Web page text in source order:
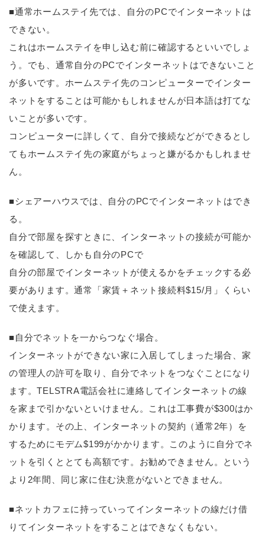
■通常ホームステイ先では、自分のPCでインターネットは
できない。
これはホームステイを申し込む前に確認するといいでしょ
う。でも、通常自分のPCでインターネットはできないこと
が多いです。ホームステイ先のコンピューターでインター
ネットをすることは可能かもしれませんが日本語は打てな
いことが多いです。
コンピューターに詳しくて、自分で接続などができるとし
てもホームステイ先の家庭がちょっと嫌がるかもしれませ
ん。
■シェアーハウスでは、自分のPCでインターネットはでき
る。
自分で部屋を探すときに、インターネットの接続が可能か
を確認して、しかも自分のPCで
自分の部屋でインターネットが使えるかをチェックする必
要があります。通常「家賃＋ネット接続料$15/月」くらい
で使えます。
■自分でネットを一からつなぐ場合。
インターネットができない家に入居してしまった場合、家
の管理人の許可を取り、自分でネットをつなぐことになり
ます。TELSTRA電話会社に連絡してインターネットの線
を家まで引かないといけません。これは工事費が$300はか
かります。その上、インターネットの契約（通常2年）を
するためにモデム$199がかかります。このように自分でネ
ットを引くととても高額です。お勧めできません。という
より2年間、同じ家に住む決意がないとできません。
■ネットカフェに持っていってインターネットの線だけ借
りてインターネットをすることはできなくもない。